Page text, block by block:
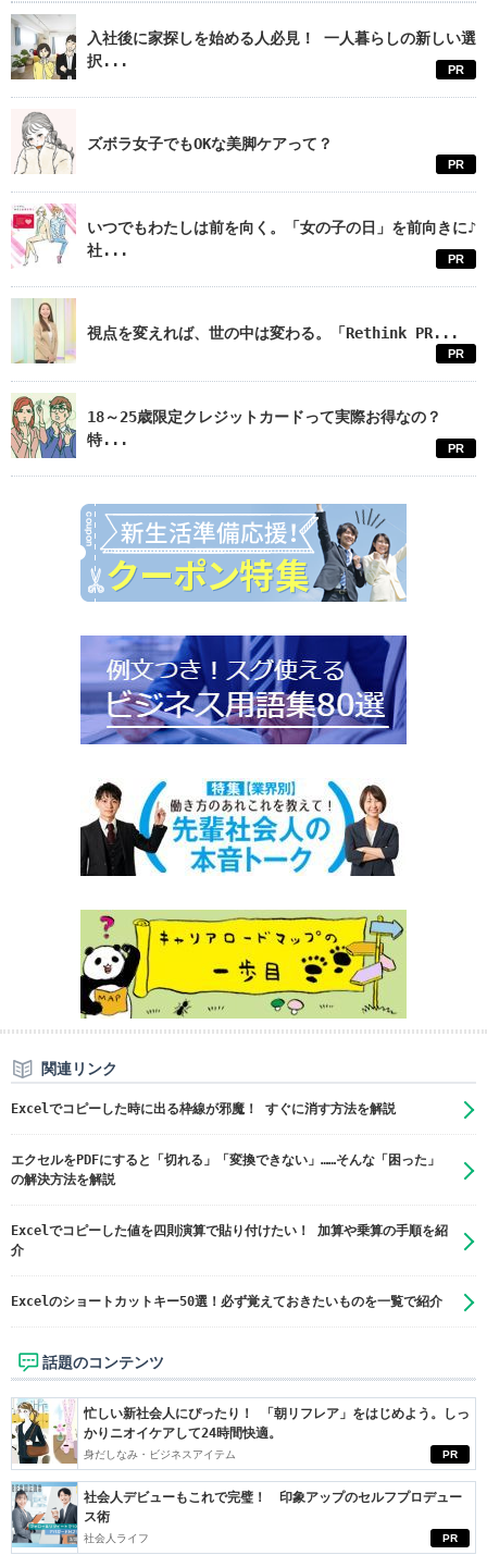
入社後に家探しを始める人必見！ 一人暮らしの新しい選
択...
PR
ズボラ女子でもOKな美脚ケアって？
PR
いつでもわたしは前を向く。「女の子の日」を前向きに♪
社...
PR
視点を変えれば、世の中は変わる。「Rethink PR...
PR
18～25歳限定クレジットカードって実際お得なの？
特...
PR
関連リンク
Excelでコピーした時に出る枠線が邪魔！ すぐに消す方法を解説
エクセルをPDFにすると「切れる」「変換できない」……そんな「困った」
の解決方法を解説
Excelでコピーした値を四則演算で貼り付けたい！ 加算や乗算の手順を紹
介
Excelのショートカットキー50選！必ず覚えておきたいものを一覧で紹介
話題のコンテンツ
PR
忙しい新社会人にぴったり！ 「朝リフレア」をはじめよう。しっ
かりニオイケアして24時間快適。
身だしなみ・ビジネスアイテム
PR
社会人デビューもこれで完璧！ 印象アップのセルフプロデュー
ス術
社会人ライフ